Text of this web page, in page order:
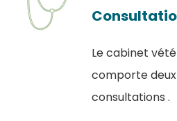
Le cabinet
comporte
consultations .